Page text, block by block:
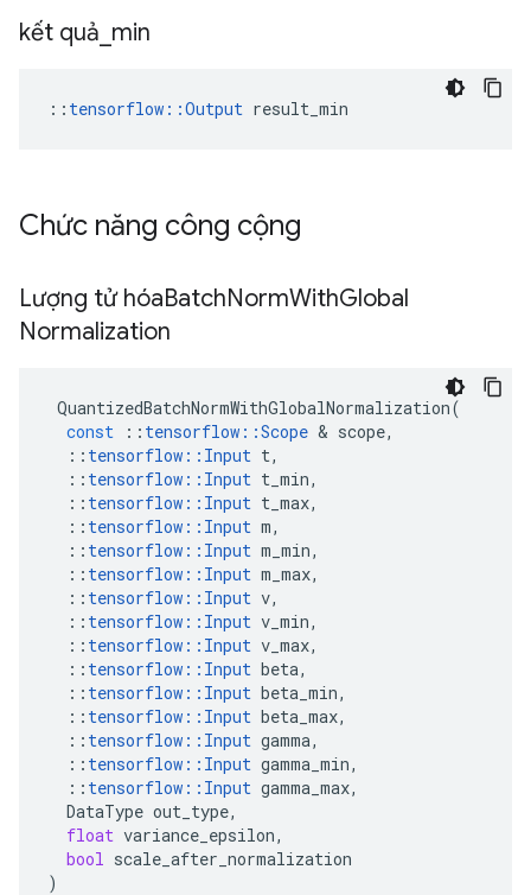
kết quả min
:: tensorflow::Output result_min
Chức năng công cộng
Lượng tử hóaBatchNormWithGlobal
Normalization
QuantizedBatchNormWithGlobalNormalization(
const
:: tensorflow ::Scope & scope,
:: tensorflow :: Input t,
:: tensorflow :: Input t_min,
:: tensorflow :: Input t_max,
:: tensorflow :: Input m,
:: tensorflow :: Input m_min,
:: tensorflow :: Input m_max,
:: tensorflow :: Input v,
:: tensorflow :: Input v_min,
:: tensorflow :: Input v_max,
:: tensorflow :: Input beta,
:: tensorflow :: Input beta_min,
:: tensorflow :: Input beta_max,
:: tensorflow :: Input gamma,
:: tensorflow :: Input gamma_min,
:: tensorflow :: Input gamma_max,
DataType out_type,
float variance_epsilon,
bool scale_after_normalization
)